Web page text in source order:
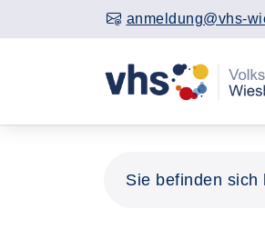
anmeldung@vhs-
Sie befinden sich